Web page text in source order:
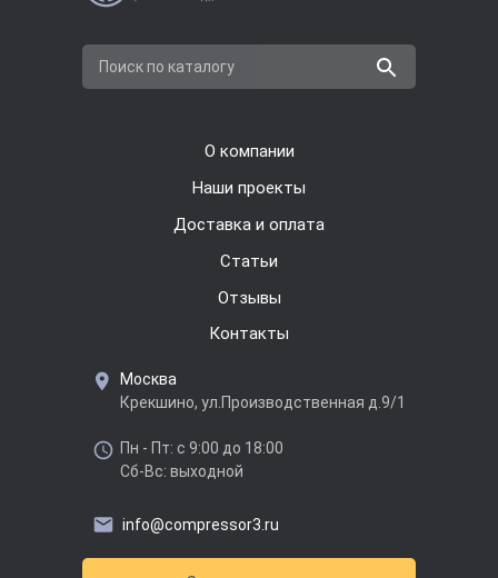
Поиск по каталогу
О компании
Наши проекты
Доставка и оплата
Cтатьи
Отзывы
Контакты
Москва
Крекшино, ул.Производственная д.9/1
Пн - Пт: с 9:00 до 18:00
Сб-Вс: выходной
info@compressor3.ru